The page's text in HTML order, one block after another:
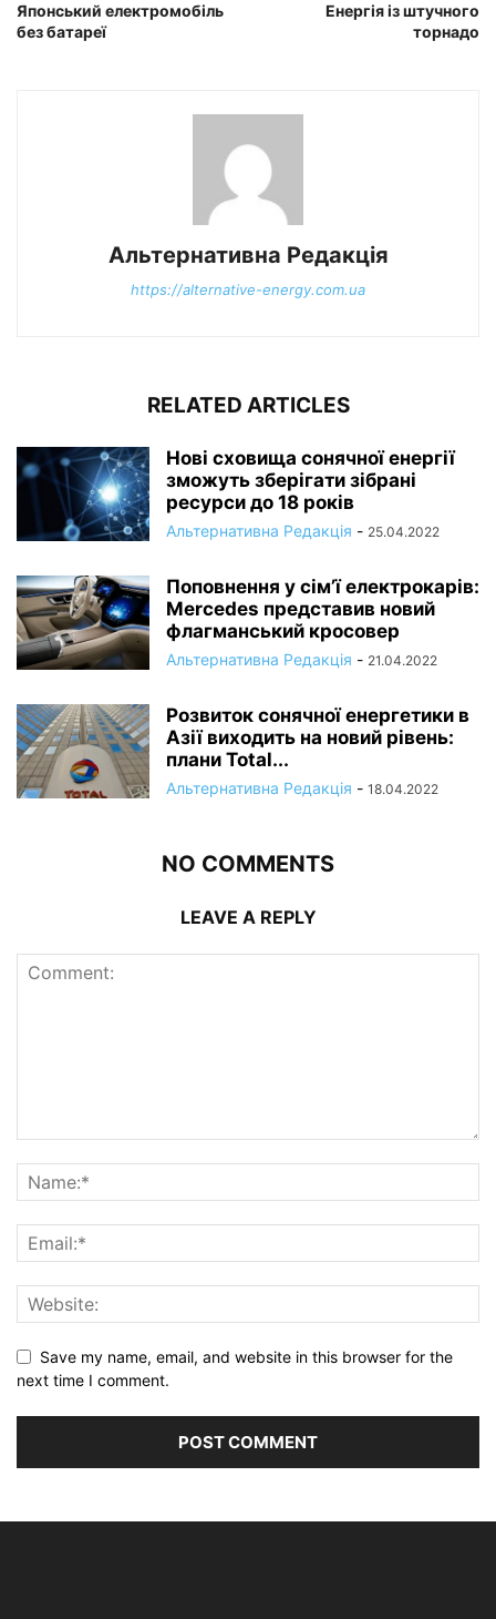
Японський електромобіль
без батареї
Енергія із штучного
торнадо
Альтернативна Редакція
https://alternative-energy.com.ua
RELATED ARTICLES
Нові сховища сонячної енергії
зможуть зберігати зібрані
ресурси до 18 років
Альтернативна Редакція - 25.04.2022
Поповнення у сім’ї електрокарів:
Mercedes представив новий
флагманський кросовер
Альтернативна Редакція - 21.04.2022
Розвиток сонячної енергетики в
Азії виходить на новий рівень:
плани Total...
Альтернативна Редакція - 18.04.2022
NO COMMENTS
LEAVE A REPLY
Save my name, email, and website in this browser for the
next time I comment.